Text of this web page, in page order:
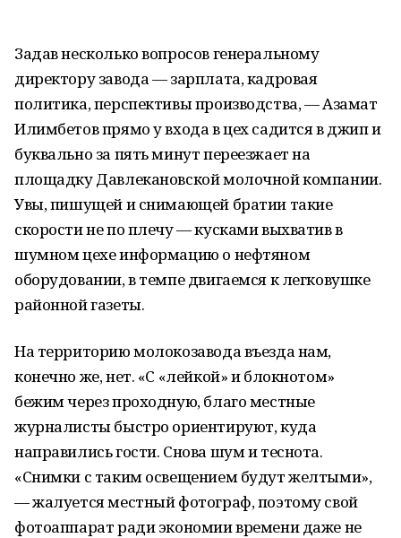
Задав несколько вопросов генеральному
директору завода — зарплата, кадровая
политика, перспективы производства, — Азамат
Илимбетов прямо у входа в цех садится в джип и
буквально за пять минут переезжает на
площадку Давлекановской молочной компании.
Увы, пишущей и снимающей братии такие
скорости не по плечу — кусками выхватив в
шумном цехе информацию о нефтяном
оборудовании, в темпе двигаемся к легковушке
районной газеты.
На территорию молокозавода въезда нам,
конечно же, нет. «С «лейкой» и блокнотом»
бежим через проходную, благо местные
журналисты быстро ориентируют, куда
направились гости. Снова шум и теснота.
«Снимки с таким освещением будут желтыми»,
— жалуется местный фотограф, поэтому свой
фотоаппарат ради экономии времени даже не